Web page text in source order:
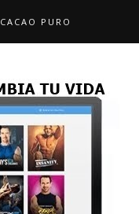
CACAO PURO